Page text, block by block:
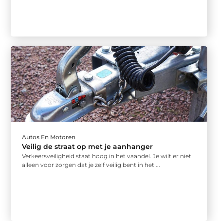
Autos En Motoren
Veilig de straat op met je aanhanger
Verkeersveiligheid staat hoog in het vaandel. Je wilt er niet
alleen voor zorgen dat je zelf veilig bent in het ...